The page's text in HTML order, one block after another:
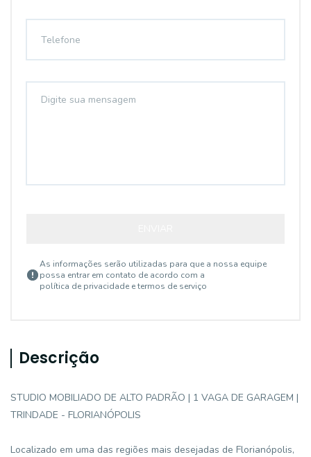
As informações serão utilizadas para que a nossa equipe
possa entrar em contato de acordo com a
política de privacidade e termos de serviço
Descrição
STUDIO MOBILIADO DE ALTO PADRÃO | 1 VAGA DE GARAGEM |
TRINDADE - FLORIANÓPOLIS
Localizado em uma das regiões mais desejadas de Florianópolis,